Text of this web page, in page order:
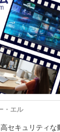
・エル
セキュリティな